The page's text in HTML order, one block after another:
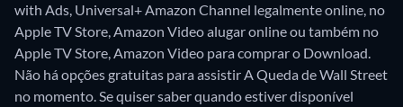
with Ads, Universal+ Amazon Channel legalmente online, no
Apple TV Store, Amazon Video alugar online ou também no
Apple TV Store, Amazon Video para comprar o Download.
Não há opções gratuitas para assistir A Queda de Wall Street
no momento. Se quiser saber quando estiver disponível